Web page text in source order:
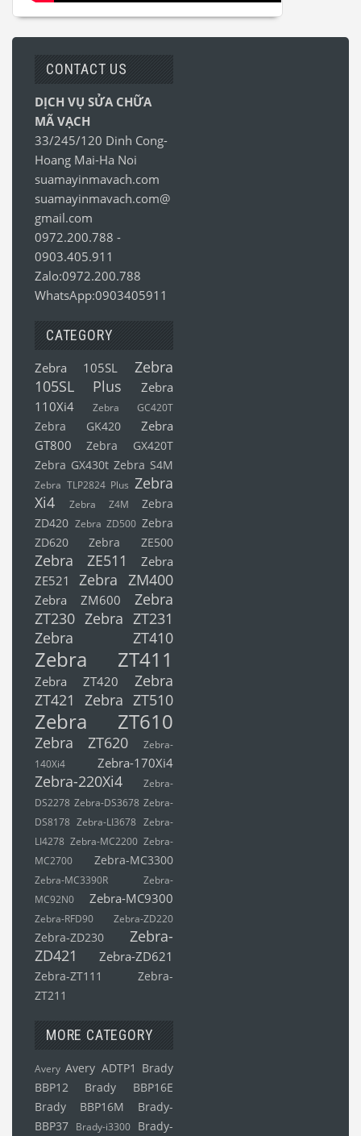
CONTACT US
DỊCH VỤ SỬA CHỮA
MÃ VẠCH
33/245/120 Dinh Cong-
Hoang Mai-Ha Noi
suamayinmavach.com
suamayinmavach.com@
gmail.com
0972.200.788 -
0903.405.911
Zalo:0972.200.788
WhatsApp:0903405911
CATEGORY
Zebra 105SL
Zebra
105SL Plus
Zebra
110Xi4
Zebra GC420T
Zebra GK420
Zebra
GT800
Zebra GX420T
Zebra GX430t Zebra S4M
Zebra TLP2824 Plus Zebra
Xi4
Zebra Z4M
Zebra
ZD420 Zebra ZD500 Zebra
ZD620
Zebra ZE500
Zebra ZE511
Zebra
ZE521
Zebra ZM400
Zebra ZM600
Zebra
ZT230 Zebra ZT231
Zebra ZT410
Zebra ZT411
Zebra ZT420
Zebra
ZT421
Zebra ZT510
Zebra ZT610
Zebra ZT620
Zebra-
140Xi4
Zebra-170Xi4
Zebra-220Xi4
Zebra-
DS2278 Zebra-DS3678 Zebra-
DS8178 Zebra-LI3678 Zebra-
LI4278 Zebra-MC2200 Zebra-
MC2700
Zebra-MC3300
Zebra-MC3390R
Zebra-
MC92N0
Zebra-MC9300
Zebra-RFD90 Zebra-ZD220
Zebra-ZD230
Zebra-
ZD421
Zebra-ZD621
Zebra-ZT111
Zebra-
ZT211
MORE CATEGORY
Avery Avery ADTP1
Brady
BBP12
Brady BBP16E
Brady BBP16M
Brady-
BBP37 Brady-i3300 Brady-